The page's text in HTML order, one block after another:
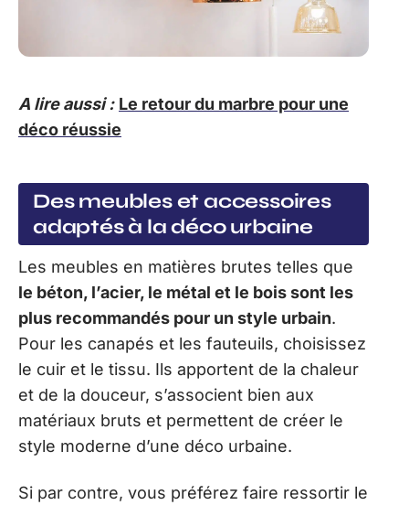
A lire aussi : Le retour du marbre pour une
déco réussie
Des meubles et accessoires
adaptés à la déco urbaine
Les meubles en matières brutes telles que
le béton, l’acier, le métal et le bois sont les
plus recommandés pour un style urbain.
Pour les canapés et les fauteuils, choisissez
le cuir et le tissu. Ils apportent de la chaleur
et de la douceur, s’associent bien aux
matériaux bruts et permettent de créer le
style moderne d’une déco urbaine.
Si par contre, vous préférez faire ressortir le